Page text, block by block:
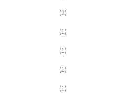
(2)
(1)
(1)
(1)
(1)